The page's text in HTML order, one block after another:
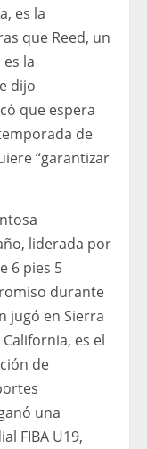
es la
que Reed, un
la
dijo
que espera
de
“garantizar
liderada por
6 pies 5
durante
jugó en Sierra
es el
de
una
FIBA ​​​​U19,